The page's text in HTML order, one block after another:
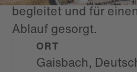
begleitet und für
Ablauf gesorgt.
ORT
Gaisbach,